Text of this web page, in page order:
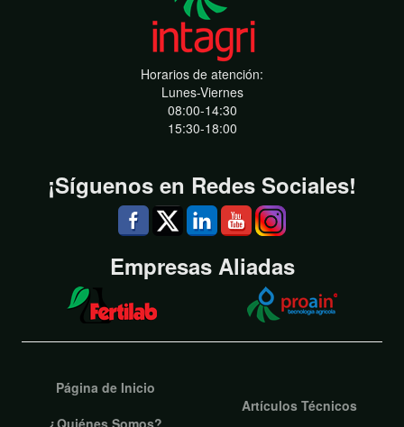
Horarios de atención:
Lunes-Viernes
08:00-14:30
15:30-18:00
¡Síguenos en Redes Sociales!
Empresas Aliadas
Página de Inicio
¿Quiénes Somos?
Artículos Técnicos